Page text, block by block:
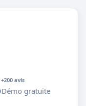
+200 avis
Démo gratuite